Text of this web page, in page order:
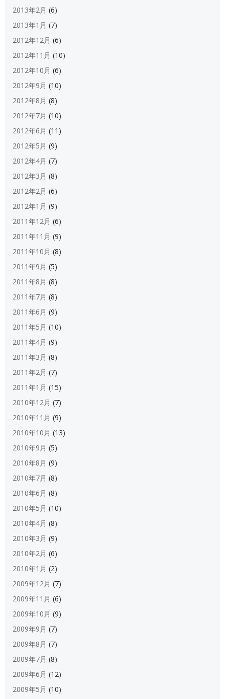
2013年2月 (6)
2013年1月 (7)
2012年12月 (6)
2012年11月 (10)
2012年10月 (6)
2012年9月 (10)
2012年8月 (8)
2012年7月 (10)
2012年6月 (11)
2012年5月 (9)
2012年4月 (7)
2012年3月 (8)
2012年2月 (6)
2012年1月 (9)
2011年12月 (6)
2011年11月 (9)
2011年10月 (8)
2011年9月 (5)
2011年8月 (8)
2011年7月 (8)
2011年6月 (9)
2011年5月 (10)
2011年4月 (9)
2011年3月 (8)
2011年2月 (7)
2011年1月 (15)
2010年12月 (7)
2010年11月 (9)
2010年10月 (13)
2010年9月 (5)
2010年8月 (9)
2010年7月 (8)
2010年6月 (8)
2010年5月 (10)
2010年4月 (8)
2010年3月 (9)
2010年2月 (6)
2010年1月 (2)
2009年12月 (7)
2009年11月 (6)
2009年10月 (9)
2009年9月 (7)
2009年8月 (7)
2009年7月 (8)
2009年6月 (12)
2009年5月 (10)